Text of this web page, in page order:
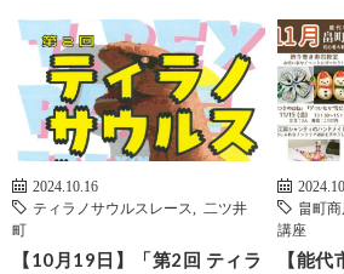
2024.10.16
ティラノサウルスレース
二ツ井
町
【10月19日】「第2回 ティラ
畠町
講座
【能